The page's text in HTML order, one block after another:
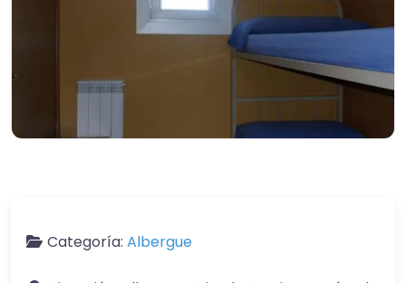
Categoría: Albergue